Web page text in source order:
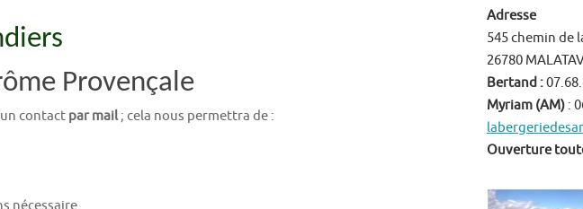
Provençale
un contact par mail; cela nous permettra de :
Adresse
545 chemin de
26780
Bertand :
Myriam (AM) :
Ouverture